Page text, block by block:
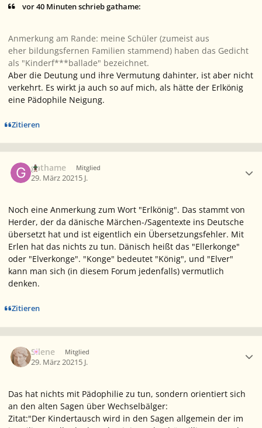
vor 40 Minuten schrieb gathame:
Anmerkung am Rande: meine Schüler (zumeist aus
eher bildungsfernen Familien stammend) haben das Gedicht
als "Kinderf***ballade" bezeichnet.
Aber die Deutung und ihre Vermutung dahinter, ist aber nicht
verkehrt. Es wirkt ja auch so auf mich, als hätte der Erlkönig
eine Pädophile Neigung.
Zitieren
gathame Mitglied
29. März 20215 J.
Noch eine Anmerkung zum Wort "Erlkönig". Das stammt von
Herder, der da dänische Märchen-/Sagentexte ins Deutsche
übersetzt hat und ist eigentlich ein Übersetzungsfehler. Mit
Erlen hat das nichts zu tun. Dänisch heißt das "Ellerkonge"
oder "Elverkonge". "Konge" bedeutet "König", und "Elver"
kann man sich (in diesem Forum jedenfalls) vermutlich
denken.
Zitieren
Silene Mitglied
29. März 20215 J.
Das hat nichts mit Pädophilie zu tun, sondern orientiert sich
an den alten Sagen über Wechselbälger:
Zitat:"Der Kindertausch wird in den Sagen allgemein der im